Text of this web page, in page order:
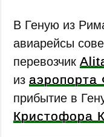
В Геную из
авиарейсы
перевозчик
из
прибытие в
Кристофора